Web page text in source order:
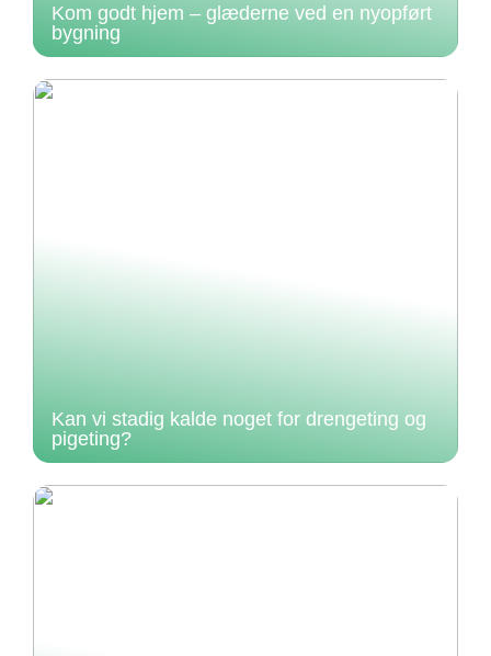
Kom godt hjem – glæderne ved en nyopført
bygning
Kan vi stadig kalde noget for drengeting og
pigeting?